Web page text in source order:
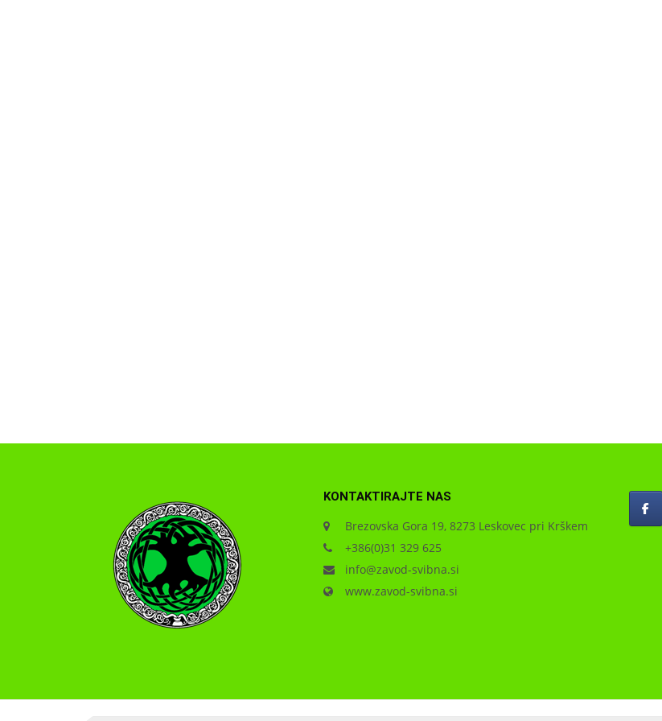
KONTAKTIRAJTE NAS
Brezovska Gora 19, 8273 Leskovec pri Krškem
+386(0)31 329 625
info@zavod-svibna.si
www.zavod-svibna.si